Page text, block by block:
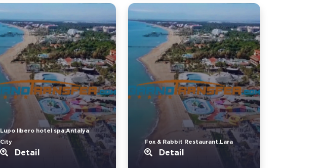
Lupo libero hotel spa.Antalya
City
Detail
Fox & Rabbit Restaurant.Lara
Detail